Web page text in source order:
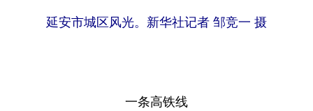
延安市城区风光。新华社记者 邹竞一 摄
一条高铁线